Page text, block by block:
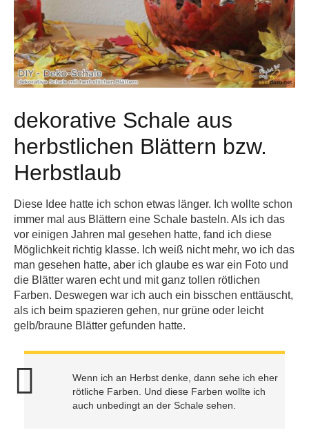
dekorative Schale aus
herbstlichen Blättern bzw.
Herbstlaub
Diese Idee hatte ich schon etwas länger. Ich wollte schon
immer mal aus Blättern eine Schale basteln. Als ich das
vor einigen Jahren mal gesehen hatte, fand ich diese
Möglichkeit richtig klasse. Ich weiß nicht mehr, wo ich das
man gesehen hatte, aber ich glaube es war ein Foto und
die Blätter waren echt und mit ganz tollen rötlichen
Farben. Deswegen war ich auch ein bisschen enttäuscht,
als ich beim spazieren gehen, nur grüne oder leicht
gelb/braune Blätter gefunden hatte.
Wenn ich an Herbst denke, dann sehe ich eher
rötliche Farben. Und diese Farben wollte ich
auch unbedingt an der Schale sehen.